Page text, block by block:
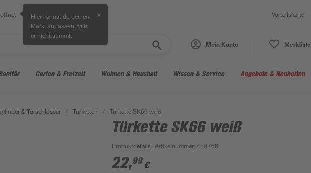
Hier kannst du deinen
Markt anpassen , falls
er nicht stimmt.
✕ Vorteilskarte
Mein Konto Merkliste
Garten & Freizeit Wohnen & Haushalt Wissen & Service Angebote & Neuheiten
& Türschlösser / Türketten / Türkette SK66 weiß
Türkette SK66 weiß
Produktdetails | Artikelnummer:450766
22,99 €